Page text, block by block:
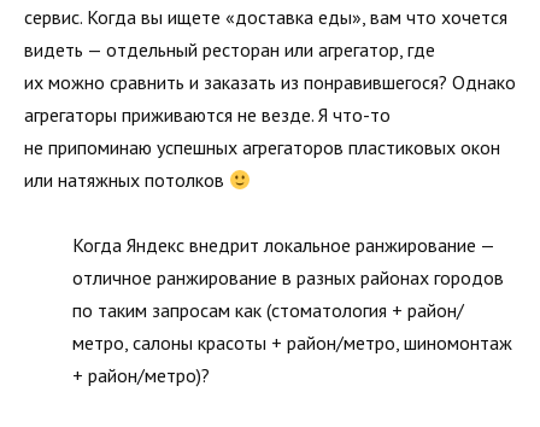
сервис. Когда вы ищете «доставка еды», вам что хочется
видеть — отдельный ресторан или агрегатор, где
их можно сравнить и заказать из понравившегося? Однако
агрегаторы приживаются не везде. Я что-то
не припоминаю успешных агрегаторов пластиковых окон
или натяжных потолков
Когда Яндекс внедрит локальное ранжирование —
отличное ранжирование в разных районах городов
по таким запросам как (стоматология + район/
метро, салоны красоты + район/метро, шиномонтаж
+ район/метро)?